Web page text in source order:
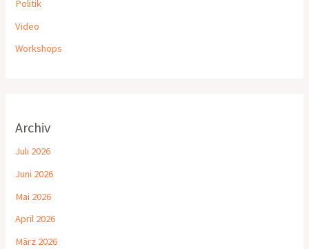
Politik
Video
Workshops
Archiv
Juli 2026
Juni 2026
Mai 2026
April 2026
März 2026